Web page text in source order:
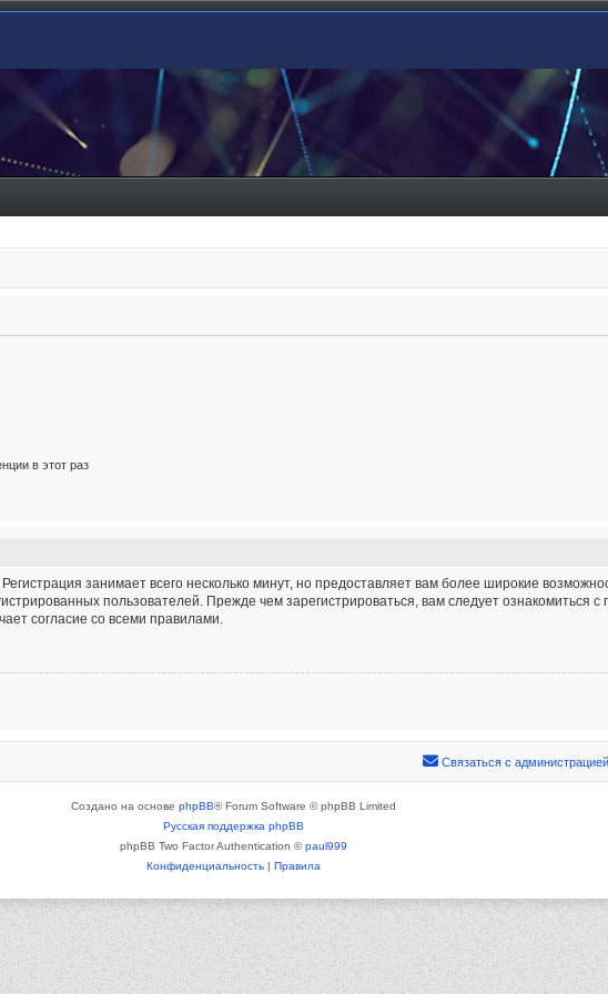
в этот раз
занимает всего несколько минут, но предоставляет вам более широкие
пользователей. Прежде чем зарегистрироваться, вам следует ознакомиться
согласие со всеми правилами.
Связаться с администрацией
Создано на основе phpBB® Forum Software © phpBB Limited
Русская поддержка phpBB
phpBB Two Factor Authentication ©paul999
Конфиденциальность| Правила